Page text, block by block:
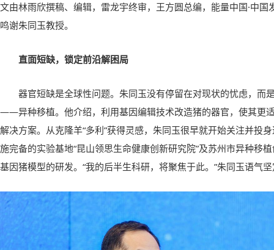
文由林雨欣撰稿、编辑，雷龙宇终审，王方圆总编，能量中国·中
鸣谢朱同玉教授。
直面短缺，锁定前沿解困局
器官短缺是全球性问题。朱同玉没有停留在对现状的忧虑，而
——异种移植。他介绍，利用基因编辑技术改造猪的器官，使其更
解决方案。从克隆羊“多利”获得灵感，朱同玉很早就开始关注并投
施完备的实验基地“昆山领思生命健康创新研究院”及苏州市异种移
基因猪模型的研发。“我的后半生科研，将聚焦于此。”朱同玉语气